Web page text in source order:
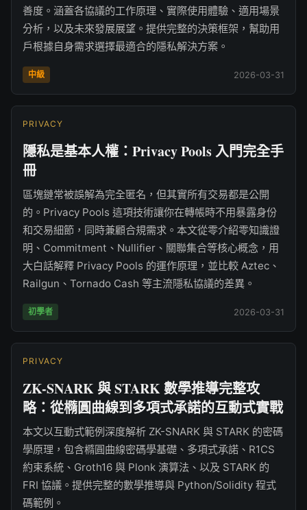
善度。涵蓋各協議的工作原理、實際使用體驗、適用場景
分析，以及未來發展展望。提供完整的決策框架，幫助用
戶根據自身需求選擇最適合的隱私解決方案。
中級 2026-03-31
PRIVACY
隱私是基本人權：Privacy Pools 入門完全手
冊
區塊鏈常被誤解為完全匿名，但其實所有交易都是公開
的。Privacy Pools 這項技術讓你在轉帳時不用暴露身份
和交易細節，同時兼顧合規需求。本文從零介紹零知識證
明、Commitment、Nullifier、關聯集合等核心概念，用
大白話解釋 Privacy Pools 的運作原理，並比較 Aztec、
Railgun、Tornado Cash 等主流隱私協議的差異。
初學者 2026-03-31
PRIVACY
ZK-SNARK 與 STARK 數學推導完整攻
略：從橢圓曲線到多項式承諾的互動式實戰
本文以互動式範例深度解析 ZK-SNARK 與 STARK 的密碼
學原理，包含橢圓曲線密碼學基礎、多項式承諾、R1CS
約束系統、Groth16 與 Plonk 演算法、以及 STARK 的
FRI 協議。提供完整的數學推導與 Python/Solidity 程式
碼範例。